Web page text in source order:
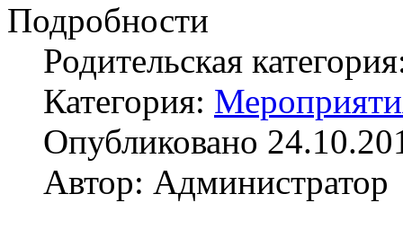
Подробности
Родительская
Категория:
Опубликовано
Автор: Администратор